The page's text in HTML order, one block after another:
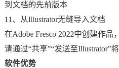
到文档的先前版本
11、从Illustrator无缝导入文档
在Adobe Fresco 2022中创建作品
请通过“共享”“发送至Illustrator”
软件优势